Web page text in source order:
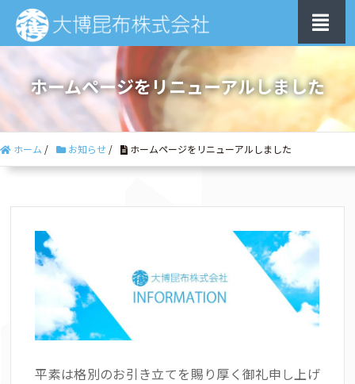
ホームページをリニューアルしました
ホーム / お知らせ / ホームページをリニューアルしました
平素は格別のお引き立てを賜り厚く御礼申し上げ